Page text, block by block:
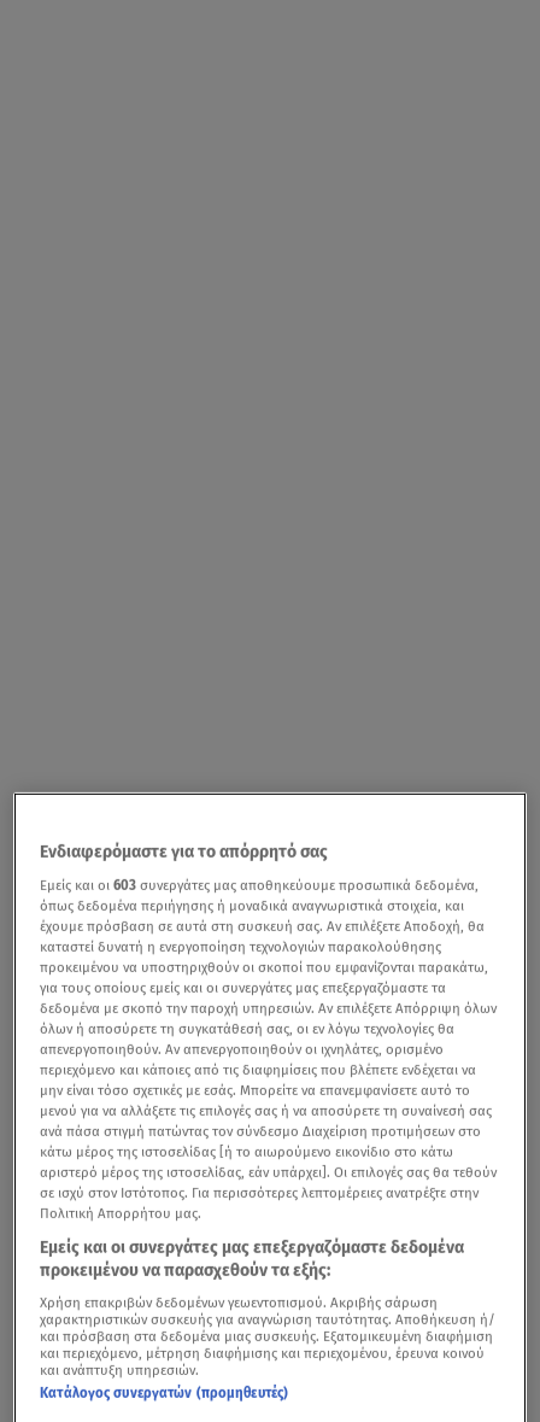
Με αλλαγές θα ξεκινήσει η
μικρούς μαθητές, σύμφωνα με αποφάσεις του
υπουργείου Παιδείας και της υπουργού
Ζαχαράκη.
Μεταξύ άλλων,το μάθημα της κολύμβησης που μπήκε
στη Γ' Δημοτικού θα επεκταθεί και στη Δ' τάξη
Ενδιαφερόμαστε για το απόρρητό σας
Εμείς και οι603 συνεργάτες μας αποθηκεύουμε προσωπικά δεδομένα,
όπως δεδομένα περιήγησης ή μοναδικά αναγνωριστικά στοιχεία, και
έχουμε πρόσβαση σε αυτά στη συσκευή σας. Αν επιλέξετε Αποδοχή, θα
καταστεί δυνατή η ενεργοποίηση τεχνολογιών παρακολούθησης
προκειμένου να υποστηριχθούν οι σκοποί που εμφανίζονται παρακάτω,
για τους οποίους εμείς και οι συνεργάτες μας επεξεργαζόμαστε τα
δεδομένα με σκοπό την παροχή υπηρεσιών. Αν επιλέξετε Απόρριψη όλων
όλων ή αποσύρετε τη συγκατάθεσή σας, οι εν λόγω τεχνολογίες θα
απενεργοποιηθούν. Αν απενεργοποιηθούν οι ιχνηλάτες, ορισμένο
περιεχόμενο και κάποιες από τις διαφημίσεις που βλέπετε ενδέχεται να
μην είναι τόσο σχετικές με εσάς. Μπορείτε να επανεμφανίσετε αυτό το
μενού για να αλλάξετε τις επιλογές σας ή να αποσύρετε τη συναίνεσή σας
ανά πάσα στιγμή πατώντας τον σύνδεσμο Διαχείριση προτιμήσεων στο
κάτω μέρος της ιστοσελίδας [ή το αιωρούμενο εικονίδιο στο κάτω
αριστερό μέρος της ιστοσελίδας, εάν υπάρχει]. Οι επιλογές σας θα τεθούν
σε ισχύ στον Ιστότοπος. Για περισσότερες λεπτομέρειες ανατρέξτε στην
Πολιτική Απορρήτου μας.
Εμείς και οι συνεργάτες μας επεξεργαζόμαστε δεδομένα
προκειμένου να παρασχεθούν τα εξής:
Χρήση επακριβών δεδομένων γεωεντοπισμού. Ακριβής σάρωση
χαρακτηριστικών συσκευής για αναγνώριση ταυτότητας. Αποθήκευση ή/
και πρόσβαση στα δεδομένα μιας συσκευής. Εξατομικευμένη διαφήμιση
και περιεχόμενο, μέτρηση διαφήμισης και περιεχομένου, έρευνα κοινού
και ανάπτυξη υπηρεσιών.
Κατάλογος συνεργατών (προμηθευτές)